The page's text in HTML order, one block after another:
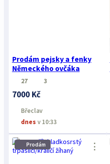
Prodám pejsky a fenky
Německého ovčáka
27 3
7000 Kč
Břeclav
dnes v 10:33
Prodám ⋮